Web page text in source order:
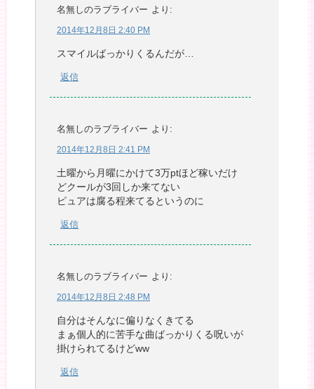
名無しのラブライバー より:
2014年12月8日 2:40 PM
スマイルばっかりくるんだが…
返信
名無しのラブライバー より:
2014年12月8日 2:41 PM
土曜から月曜にかけて3万ptほど稼いだけ
どクールが3回しか来てない
ピュアは腐る程来てるというのに
返信
名無しのラブライバー より:
2014年12月8日 2:48 PM
自分はそんなに偏りなくきてる
まぁ個人的に苦手な曲ばっかりくる呪いが
掛けられてるけどww
返信